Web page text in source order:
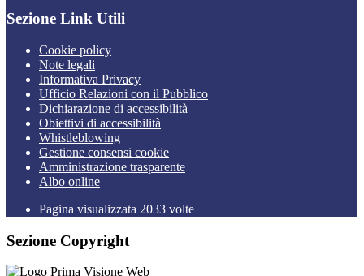
Sezione Link Utili
Cookie policy
Note legali
Informativa Privacy
Ufficio Relazioni con il Pubblico
Dichiarazione di accessibilità
Obiettivi di accessibilità
Whistleblowing
Gestione consensi cookie
Amministrazione trasparente
Albo online
Pagina visualizzata 2033 volte
Sezione Copyright